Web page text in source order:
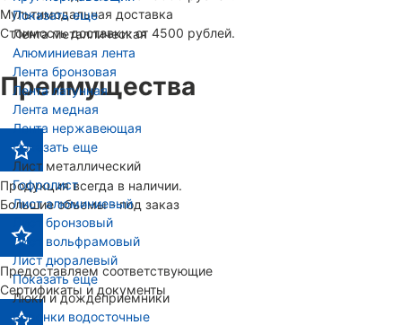
Показать еще
Лента металлическая
Алюминиевая лента
Лента бронзовая
Лента латунная
Лента медная
Лента нержавеющая
Показать еще
Лист металлический
Гофролист
Лист алюминиевый
Лист бронзовый
Лист вольфрамовый
Лист дюралевый
Показать еще
Люки и дождеприемники
Воронки водосточные
Мультимодальная доставка
Стоимость доставки: от 4500 рублей.
Преимущества
Продукция всегда в наличии.
Большие объемы - под заказ
Предоставляем соответствующие
Сертификаты и документы